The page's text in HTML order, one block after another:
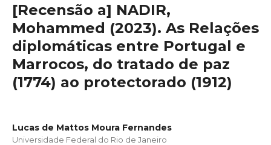
[Recensão a] NADIR,
Mohammed (2023). As Relações
diplomáticas entre Portugal e
Marrocos, do tratado de paz
(1774) ao protectorado (1912)
Lucas de Mattos Moura Fernandes
Universidade Federal do Rio de Janeiro